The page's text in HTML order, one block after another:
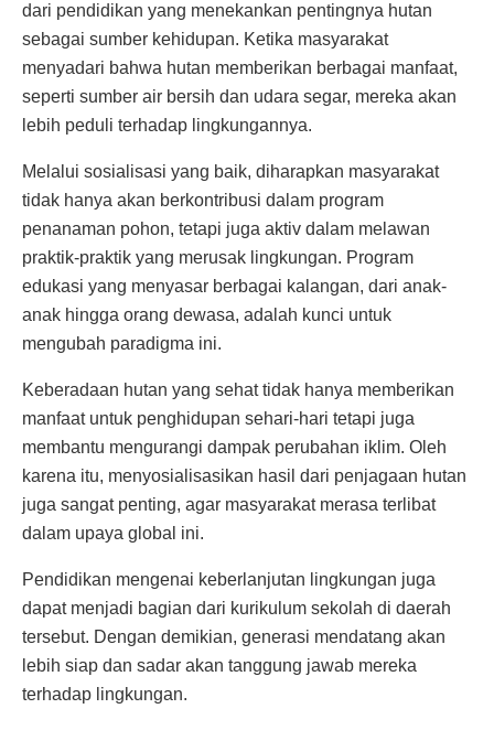
dari pendidikan yang menekankan pentingnya hutan
sebagai sumber kehidupan. Ketika masyarakat
menyadari bahwa hutan memberikan berbagai manfaat,
seperti sumber air bersih dan udara segar, mereka akan
lebih peduli terhadap lingkungannya.
Melalui sosialisasi yang baik, diharapkan masyarakat
tidak hanya akan berkontribusi dalam program
penanaman pohon, tetapi juga aktiv dalam melawan
praktik-praktik yang merusak lingkungan. Program
edukasi yang menyasar berbagai kalangan, dari anak-
anak hingga orang dewasa, adalah kunci untuk
mengubah paradigma ini.
Keberadaan hutan yang sehat tidak hanya memberikan
manfaat untuk penghidupan sehari-hari tetapi juga
membantu mengurangi dampak perubahan iklim. Oleh
karena itu, menyosialisasikan hasil dari penjagaan hutan
juga sangat penting, agar masyarakat merasa terlibat
dalam upaya global ini.
Pendidikan mengenai keberlanjutan lingkungan juga
dapat menjadi bagian dari kurikulum sekolah di daerah
tersebut. Dengan demikian, generasi mendatang akan
lebih siap dan sadar akan tanggung jawab mereka
terhadap lingkungan.